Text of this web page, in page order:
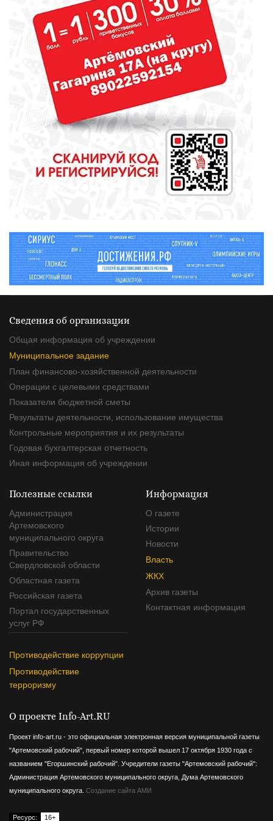
«Вместе – ради детей!»?
ОБЩЕСТВО
Красота требует... вашего голоса
на «Госуслугах»
МЕДИЦИНА
Сведения об организации
Общая информация об учреждении
Муниципальное задание
План финансово-хозяйственной деятельности
Операции с целевыми средствами
Показатели бюджетной сметы
Результаты деятельности, использование имущества
Контрольные мероприятия и их результаты
Годовая бухгалтерская отчетность
Иная информация об учреждении
Полезные ссылки
Администрация
Артемовского
муниципального округа
Правительство
Свердловской области
Областная газета
Российская газета
Портал государственных
услуг РФ
Противодействие коррупции
Противодействие
терроризму
Информация
О газете
Истории
Новости
Власть
ЖКХ
Архив газеты
Контактная информация
О проекте Info-Art.RU
Проект info-art.ru - это официальная электронная версия муниципальной газеты
"Артемовский рабочий", первый номер которой вышел 17 октября 1930 года с
названием "Егоршинский рабочий". Учредители газеты "Артемовский рабочий":
Администрация Артемовского муниципального округа, Дума Артемовского
муниципального округа. Создание сайта АМИ
Ресурс: 16+